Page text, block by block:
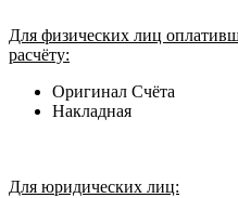
Для физических лиц
расчёту:
Оригинал Счёта
Накладная
Для юридических лиц: